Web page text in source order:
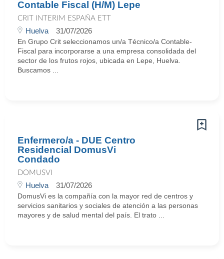
Contable Fiscal (H/M) Lepe
CRIT INTERIM ESPAÑA ETT
Huelva 31/07/2026
En Grupo Crit seleccionamos un/a Técnico/a Contable-
Fiscal para incorporarse a una empresa consolidada del
sector de los frutos rojos, ubicada en Lepe, Huelva.
Buscamos ...
Enfermero/a - DUE Centro
Residencial DomusVi
Condado
DOMUSVI
Huelva 31/07/2026
DomusVi es la compañía con la mayor red de centros y
servicios sanitarios y sociales de atención a las personas
mayores y de salud mental del país. El trato ...